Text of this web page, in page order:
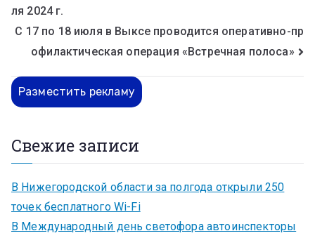
ля 2024 г.
С 17 по 18 июля в Выксе проводится оперативно-пр
офилактическая операция «Встречная полоса»
Разместить рекламу
Свежие записи
В Нижегородской области за полгода открыли 250
точек бесплатного Wi-Fi
В Международный день светофора автоинспекторы